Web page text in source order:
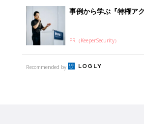
事例から学ぶ『特権ア
PR（KeeperSecurity）
Recommended by